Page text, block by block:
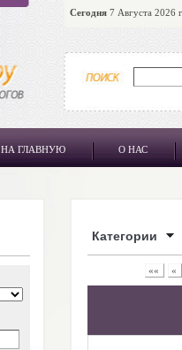
Сегодня 7 Августа 2026
НА ГЛАВНУЮ О НАС
Категории
«« «